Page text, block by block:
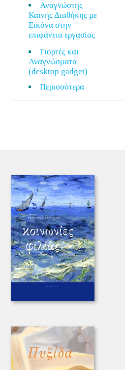
Αναγνώστης
Καινής Διαθήκης με
Εικόνα στην
επιφάνεια εργασίας
Γιορτές και
Αναγνώσματα
(desktop gadget)
Περισσότερα